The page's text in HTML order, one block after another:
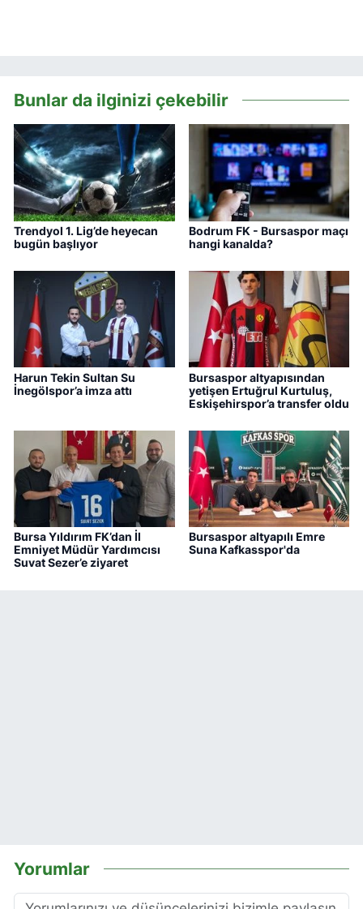
Bunlar da ilginizi çekebilir
Trendyol 1. Lig’de heyecan
bugün başlıyor
Bodrum FK - Bursaspor maçı
hangi kanalda?
Harun Tekin Sultan Su
İnegölspor’a imza attı
Bursaspor altyapısından
yetişen Ertuğrul Kurtuluş,
Eskişehirspor’a transfer oldu
Bursa Yıldırım FK’dan İl
Emniyet Müdür Yardımcısı
Suvat Sezer’e ziyaret
Bursaspor altyapılı Emre
Suna Kafkasspor'da
Yorumlar